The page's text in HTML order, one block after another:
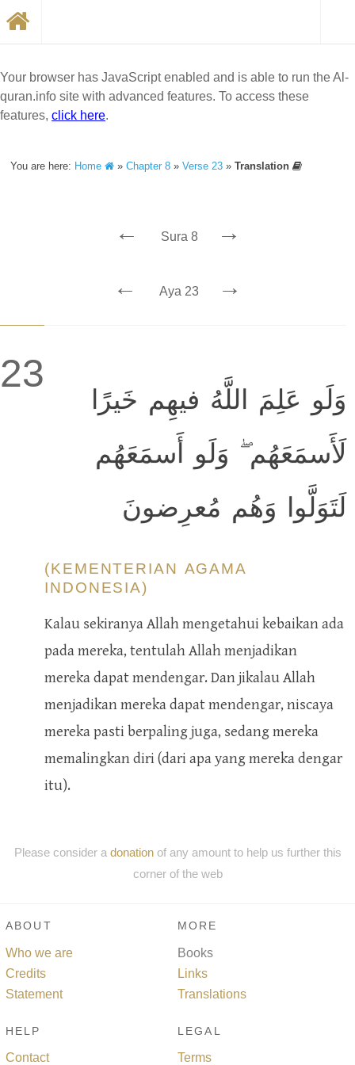
Your browser has JavaScript enabled and is able to run the Al-
quran.info site with advanced features. To access these
features, click here.
You are here: Home »Chapter 8 »Verse 23 »Translation
← Sura 8 →
← Aya 23 →
23
وَلَو عَلِمَ اللَّهُ فيهِم خَيرًا
لَأَسمَعَهُم ۖ وَلَو أَسمَعَهُم
لَتَوَلَّوا وَهُم مُعرِضونَ
(KEMENTERIAN AGAMA
INDONESIA)
Kalau sekiranya Allah mengetahui kebaikan ada
pada mereka, tentulah Allah menjadikan
mereka dapat mendengar. Dan jikalau Allah
menjadikan mereka dapat mendengar, niscaya
mereka pasti berpaling juga, sedang mereka
memalingkan diri (dari apa yang mereka dengar
itu).
Please consider a donationof any amount to help us further this
corner of the web
ABOUT
Who we are
Credits
Statement
MORE
Books
Links
Translations
HELP
Contact
LEGAL
Terms